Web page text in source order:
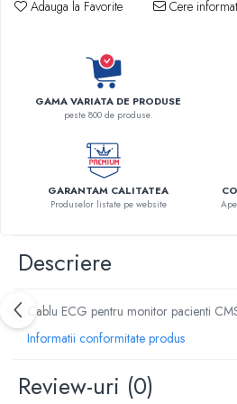
Tevi cupru si accesorii
Console tavan sali operatie
Lavoare apa sterila
Lavoare chirurgicale
Adaptori/cuple
Capsule, filtre finale apa sterila
Prefiltre lavoare
Manere pentru electrocautere
Cabluri conectare electrozi neutri
Electrozi neutri
Radiocautere
Adauga la Favorite Cere
GAMA VARIATA DE PRODUSE
peste 800 de produse.
GARANTAM CALITATEA
Produselor listate pe website
Descriere
Cablu ECG pentru monitor pacienti
Informatii conformitate produs
Review-uri (0)